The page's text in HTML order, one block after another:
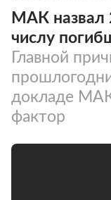
МАК назвал
числу
Главной
докладе
фактор